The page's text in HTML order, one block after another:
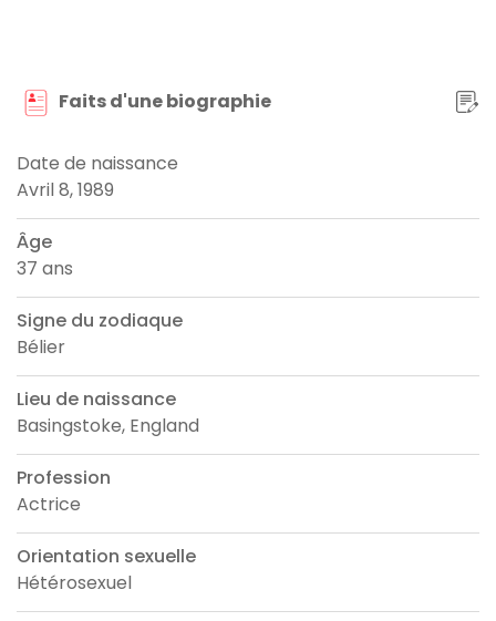
Faits d'une biographie
Date de naissance
Avril 8, 1989
Âge
37 ans
Signe du zodiaque
Bélier
Lieu de naissance
Basingstoke, England
Profession
Actrice
Orientation sexuelle
Hétérosexuel